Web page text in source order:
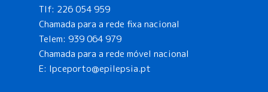
Tlf: 226 054 959
Chamada para a rede fixa nacional
Telem: 939 064 979
Chamada para a rede móvel nacional
E: lpceporto@epilepsia.pt